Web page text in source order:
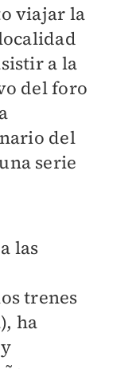
viajar la
a la
del foro
del
serie
las
trenes
ha